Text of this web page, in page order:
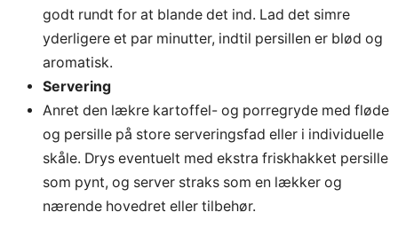
godt rundt for at blande det ind. Lad det simre
yderligere et par minutter, indtil persillen er blød og
aromatisk.
Servering
Anret den lækre kartoffel- og porregryde med fløde
og persille på store serveringsfad eller i individuelle
skåle. Drys eventuelt med ekstra friskhakket persille
som pynt, og server straks som en lækker og
nærende hovedret eller tilbehør.